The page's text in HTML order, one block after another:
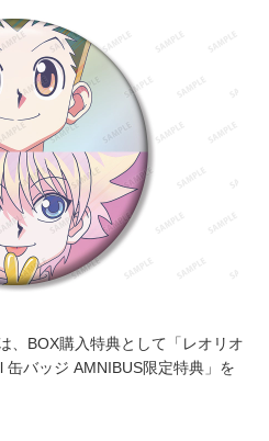
、BOX購入特典として「レオリオ
バッジ AMNIBUS限定特典」を